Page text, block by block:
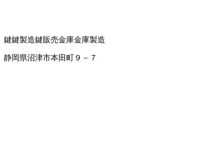
鍵鍵製造鍵販売金庫金庫製造
静岡県沼津市本田町９－７